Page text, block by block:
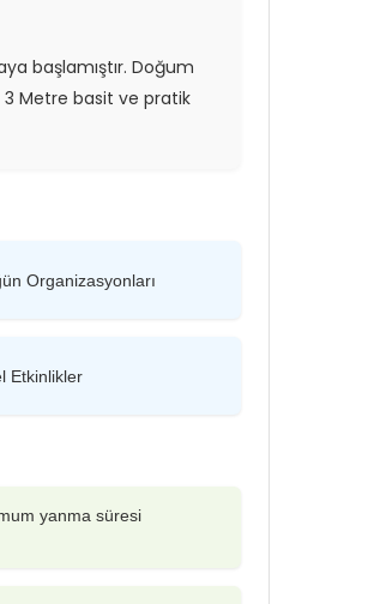
başlamıştır. Doğum
3 Metre basit ve pratik
Organizasyonları
Etkinlikler
yanma süresi